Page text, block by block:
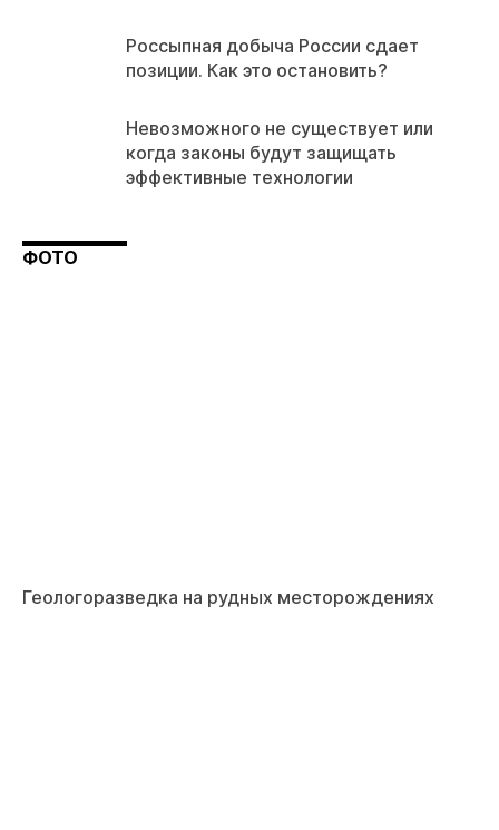
Россыпная добыча России сдает
позиции. Как это остановить?
Невозможного не существует или
когда законы будут защищать
эффективные технологии
ФОТО
Геологоразведка на рудных месторождениях